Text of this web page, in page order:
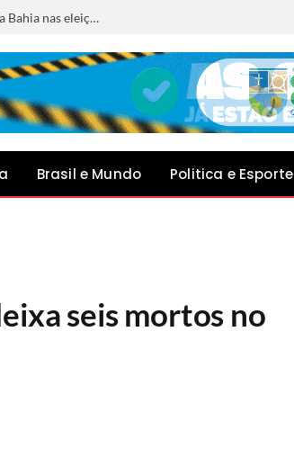
Conheça os candidatos que vão disputar o Governo da Bahia nas eleições de 2026
Brasil e Mundo Politica e Esporte
seis mortos no